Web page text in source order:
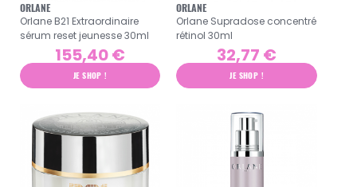
ORLANE
Orlane B21 Extraordinaire
sérum reset jeunesse 30ml
155,40 €
JE SHOP !
ORLANE
Orlane Supradose concentré
rétinol 30ml
32,77 €
JE SHOP !